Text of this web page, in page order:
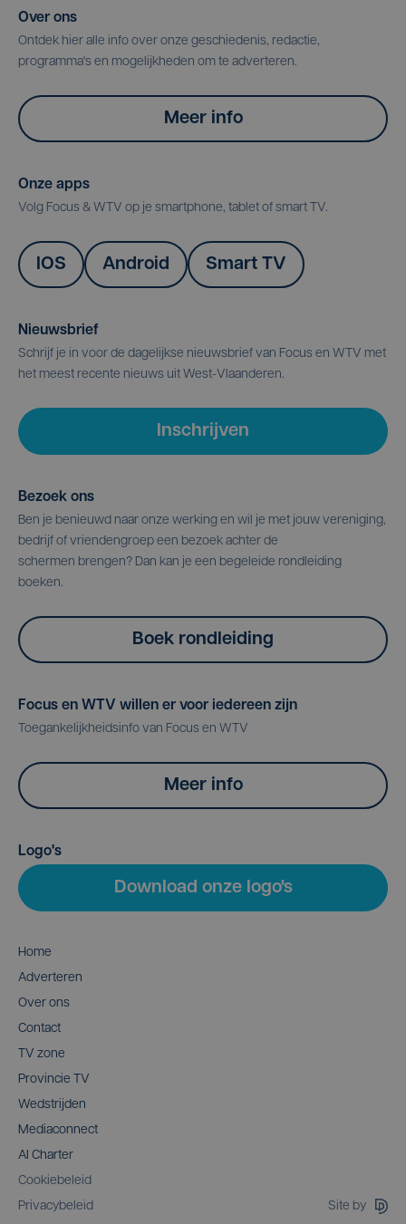
Over ons
Ontdek hier alle info over onze geschiedenis, redactie,
programma's en mogelijkheden om te adverteren.
Meer info
Onze apps
Volg Focus & WTV op je smartphone, tablet of smart TV.
IOS Android Smart TV
Nieuwsbrief
Schrijf je in voor de dagelijkse nieuwsbrief van Focus en WTV met
het meest recente nieuws uit West-Vlaanderen.
Inschrijven
Bezoek ons
Ben je benieuwd naar onze werking en wil je met jouw vereniging,
bedrijf of vriendengroep een bezoek achter de
schermen brengen? Dan kan je een begeleide rondleiding
boeken.
Boek rondleiding
Focus en WTV willen er voor iedereen zijn
Toegankelijkheidsinfo van Focus en WTV
Meer info
Logo's
Download onze logo's
Home
Adverteren
Over ons
Contact
TV zone
Provincie TV
Wedstrijden
Mediaconnect
AI Charter
Cookiebeleid
Privacybeleid
Site by